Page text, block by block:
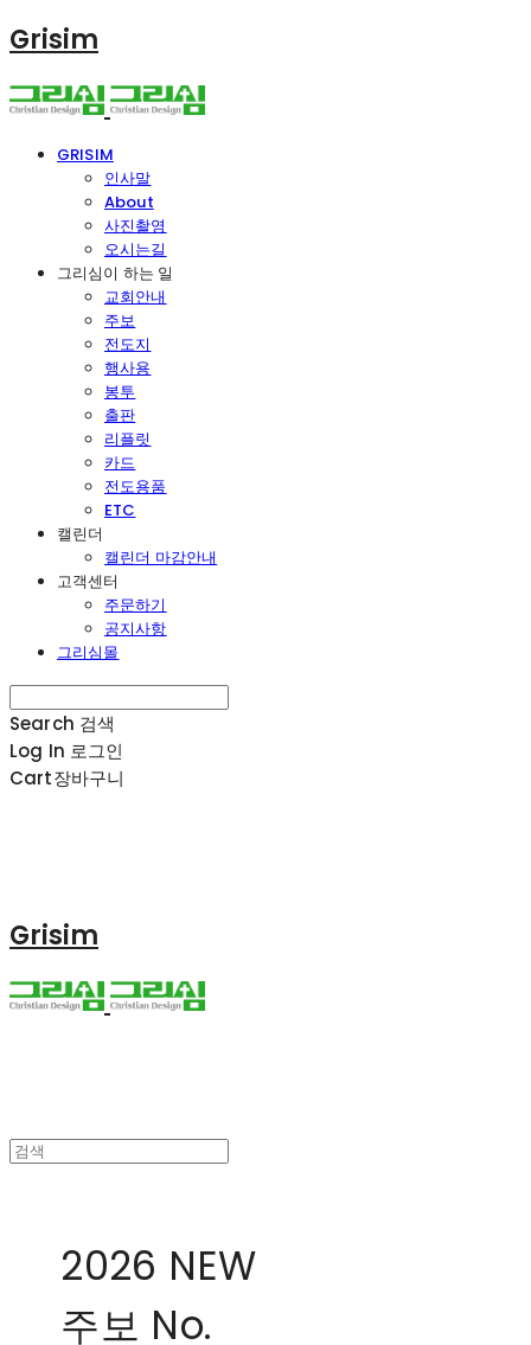
Grisim
GRISIM
인사말
About
사진촬영
오시는길
그리심이 하는 일
교회안내
주보
전도지
행사용
봉투
출판
리플릿
카드
전도용품
ETC
캘린더
캘린더 마감안내
고객센터
주문하기
공지사항
그리심몰
Search 검색
Log In 로그인
Cart장바구니
Grisim
2026 NEW
주보 No.